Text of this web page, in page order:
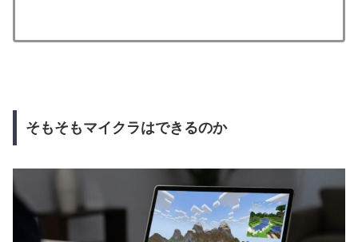
そもそもマイクラはできるのか